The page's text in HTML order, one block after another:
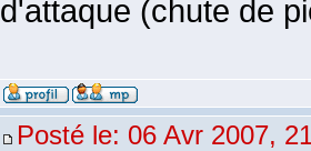
d'attaque (chute de
Posté le: 06 Avr 2007,